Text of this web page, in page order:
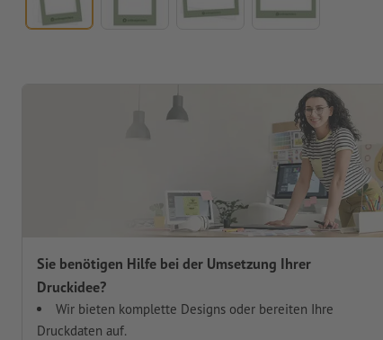
Sie benötigen Hilfe bei der Umsetzung Ihrer
Druckidee?
Wir bieten komplette Designs oder bereiten Ihre
Druckdaten auf.